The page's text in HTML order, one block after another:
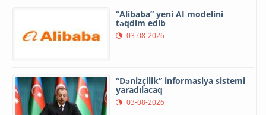
“Alibaba” yeni AI modelini
təqdim edib
03-08-2026
“Dənizçilik” informasiya sistemi
yaradılacaq
03-08-2026